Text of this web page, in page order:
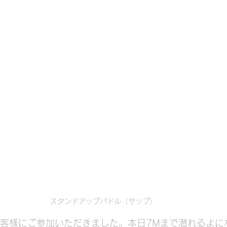
スタンドアップパドル（サップ）
様にご参加いただきました。本日7Mまで潜れるよに